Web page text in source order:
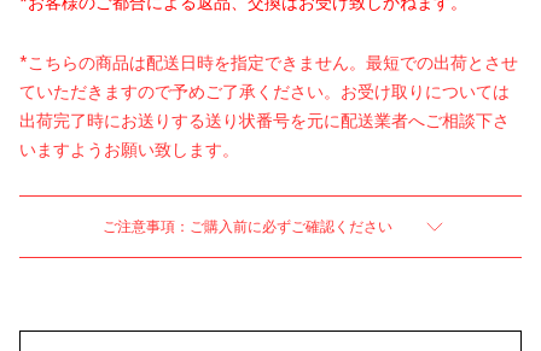
*こちらの商品は配送日時を指定できません。最短での出荷とさせ
ていただきますので予めご了承ください。お受け取りについては
出荷完了時にお送りする送り状番号を元に配送業者へご相談下さ
いますようお願い致します。
ご注意事項：ご購入前に必ずご確認ください